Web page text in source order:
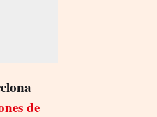
de